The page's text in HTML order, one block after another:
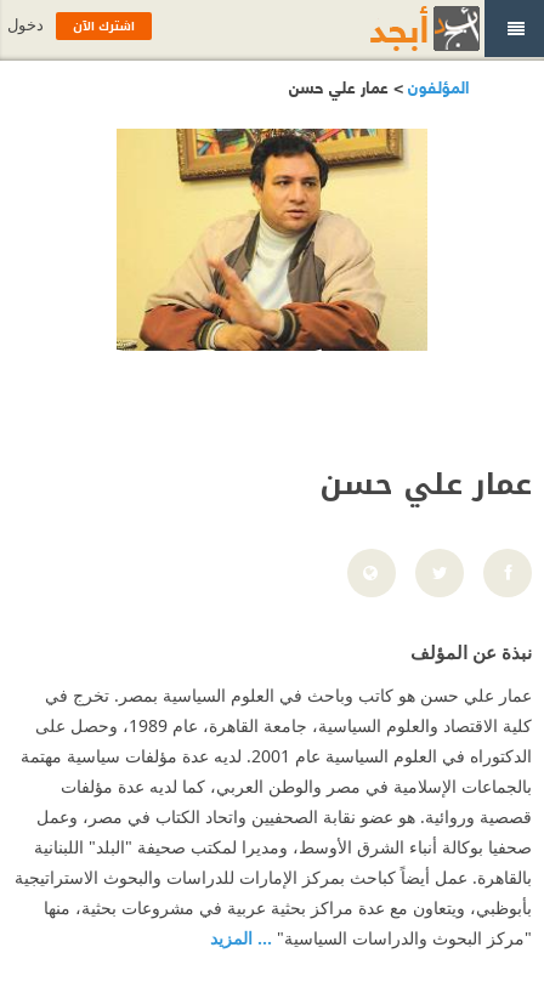
المؤلفون> عمار علي حسن
عمار علي حسن
نبذة عن المؤلف
عمار علي حسن هو كاتب وباحث في العلوم السياسية بمصر. تخرج في
كلية الاقتصاد والعلوم السياسية، جامعة القاهرة، عام 1989، وحصل على
الدكتوراه في العلوم السياسية عام 2001. لديه عدة مؤلفات سياسية مهتمة
بالجماعات الإسلامية في مصر والوطن العربي، كما لديه عدة مؤلفات
قصصية وروائية. هو عضو نقابة الصحفيين واتحاد الكتاب في مصر، وعمل
صحفيا بوكالة أنباء الشرق الأوسط، ومديرا لمكتب صحيفة "البلد" اللبنانية
بالقاهرة. عمل أيضاً كباحث بمركز الإمارات للدراسات والبحوث الاستراتيجية
بأبوظبي، ويتعاون مع عدة مراكز بحثية عربية في مشروعات بحثية، منها
"مركز البحوث والدراسات السياسية" ... المزيد
اشترك الآن دخول